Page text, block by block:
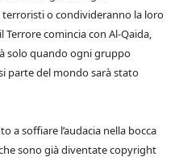
o condivideranno la loro
Terrore comincia con Al-Qaida,
solo quando ogni gruppo
parte del mondo sarà stato
a soffiare l’audacia nella bocca
sono già diventate copyright